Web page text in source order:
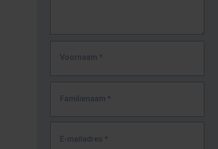
Voornaam *
Familienaam *
E-mailadres *